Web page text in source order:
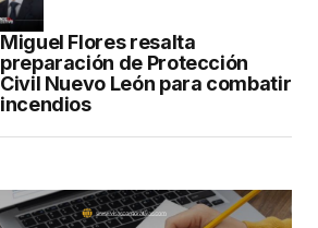
Miguel Flores resalta
preparación de Protección
Civil Nuevo León para combatir
incendios